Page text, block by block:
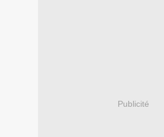
Publicité